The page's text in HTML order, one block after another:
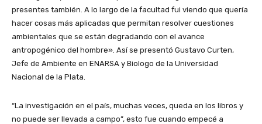
presentes también. A lo largo de la facultad fui viendo que quería
hacer cosas más aplicadas que permitan resolver cuestiones
ambientales que se están degradando con el avance
antropogénico del hombre». Así se presentó Gustavo Curten,
Jefe de Ambiente en ENARSA y Biologo de la Universidad
Nacional de la Plata.
“La investigación en el país, muchas veces, queda en los libros y
no puede ser llevada a campo”, esto fue cuando empecé a